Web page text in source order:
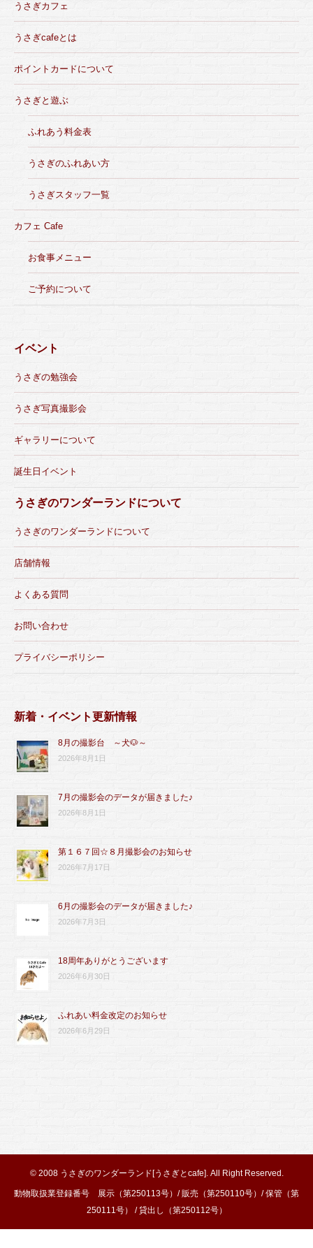
うさぎカフェ
うさぎcafeとは
ポイントカードについて
うさぎと遊ぶ
ふれあう料金表
うさぎのふれあい方
うさぎスタッフ一覧
カフェ Cafe
お食事メニュー
ご予約について
イベント
うさぎの勉強会
うさぎ写真撮影会
ギャラリーについて
誕生日イベント
うさぎのワンダーランドについて
うさぎのワンダーランドについて
店舗情報
よくある質問
お問い合わせ
プライバシーポリシー
新着・イベント更新情報
8月の撮影台 ～犬🐶～
2026年8月1日
7月の撮影会のデータが届きました♪
2026年8月1日
第１６７回☆８月撮影会のお知らせ
2026年7月17日
6月の撮影会のデータが届きました♪
2026年7月3日
18周年ありがとうございます
2026年6月30日
ふれあい料金改定のお知らせ
2026年6月29日
© 2008 うさぎのワンダーランド[うさぎとcafe]. All Right Reserved.
動物取扱業登録番号 展示（第250113号）/ 販売（第250110号）/ 保管（第
250111号） / 貸出し（第250112号）